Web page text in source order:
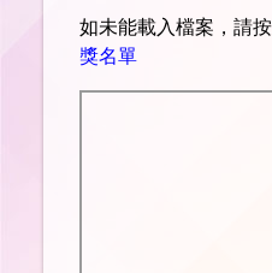
如未能載入檔案，請
獎名單